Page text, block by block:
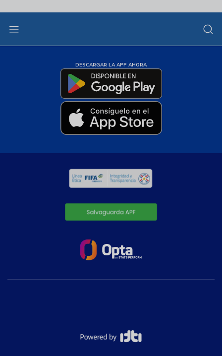
DESCARGAR LA APP AHORA